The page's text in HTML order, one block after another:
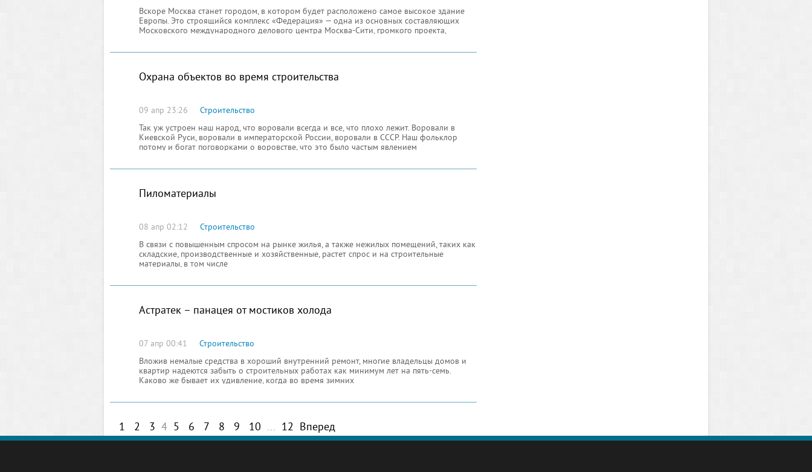
Вскоре Москва станет городом, в котором будет расположено самое высокое здание
Европы. Это строящийся комплекс «Федерация» — одна из основных составляющих
Московского международного делового центра Москва-Сити, громкого проекта,
Охрана объектов во время строительства
09 апр 23:26
Строительство
Так уж устроен наш народ, что воровали всегда и все, что плохо лежит. Воровали в
Киевской Руси, воровали в императорской России, воровали в СССР. Наш фольклор
потому и богат поговорками о воровстве, что это было частым явлением
Пиломатериалы
08 апр 02:12
Строительство
В связи с повышенным спросом на рынке жилья, а также нежилых помещений, таких как
складские, производственные и хозяйственные, растет спрос и на строительные
материалы, в том числе
Астратек – панацея от мостиков холода
07 апр 00:41
Строительство
Вложив немалые средства в хороший внутренний ремонт, многие владельцы домов и
квартир надеются забыть о строительных работах как минимум лет на пять-семь.
Каково же бывает их удивление, когда во время зимних
1 2 3 4 5 6 7 8 9 10 ... 12 Вперед